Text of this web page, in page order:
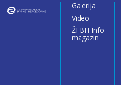
Galerija
Video
ŽFBH Info
magazin